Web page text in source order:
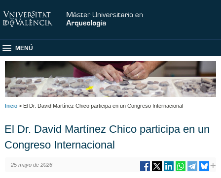
MENÚ
Inicio > El Dr. David Martínez Chico participa en un Congreso Internacional
El Dr. David Martínez Chico participa en un
Congreso Internacional
25 mayo de 2026